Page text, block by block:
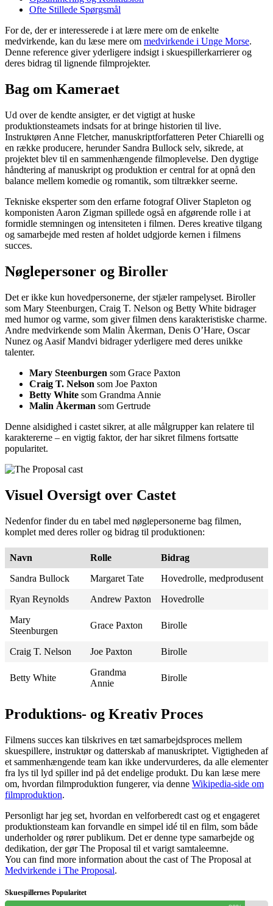
Ofte Stillede Spørgsmål
For de, der er interesserede i at lære mere om de enkelte
medvirkende, kan du læse mere om medvirkende i Unge Morse.
Denne reference giver yderligere indsigt i skuespillerkarrierer og
deres bidrag til lignende filmprojekter.
Bag om Kameraet
Ud over de kendte ansigter, er det vigtigt at huske
produktionsteamets indsats for at bringe historien til live.
Instruktøren Anne Fletcher, manuskriptforfatteren Peter Chiarelli og
en række producere, herunder Sandra Bullock selv, sikrede, at
projektet blev til en sammenhængende filmoplevelse. Den dygtige
håndtering af manuskript og produktion er central for at opnå den
balance mellem komedie og romantik, som tiltrækker seerne.
Tekniske eksperter som den erfarne fotograf Oliver Stapleton og
komponisten Aaron Zigman spillede også en afgørende rolle i at
formidle stemningen og intensiteten i filmen. Deres kreative tilgang
og samarbejde med resten af holdet udgjorde kernen i filmens
succes.
Nøglepersoner og Biroller
Det er ikke kun hovedpersonerne, der stjæler rampelyset. Biroller
som Mary Steenburgen, Craig T. Nelson og Betty White bidrager
med humor og varme, som giver filmen dens karakteristiske charme.
Andre medvirkende som Malin Åkerman, Denis O’Hare, Oscar
Nunez og Aasif Mandvi bidrager yderligere med deres unikke
talenter.
Mary Steenburgen som Grace Paxton
Craig T. Nelson som Joe Paxton
Betty White som Grandma Annie
Malin Åkerman som Gertrude
Denne alsidighed i castet sikrer, at alle målgrupper kan relatere til
karaktererne – en vigtig faktor, der har sikret filmens fortsatte
popularitet.
Visuel Oversigt over Castet
Nedenfor finder du en tabel med nøglepersonerne bag filmen,
komplet med deres roller og bidrag til produktionen:
Navn Rolle
Bidrag
Sandra Bullock
Margaret Tate
Hovedrolle, medprodusent
Ryan Reynolds
Andrew Paxton
Hovedrolle
Mary
Steenburgen
Grace Paxton Birolle
Craig T. Nelson Joe Paxton Birolle
Betty White
Grandma
Annie
Birolle
Produktions- og Kreativ Proces
Filmens succes kan tilskrives en tæt samarbejdsproces mellem
skuespillere, instruktør og datterskab af manuskriptet. Vigtigheden af
et sammenhængende team kan ikke undervurderes, da alle elementer
fra lys til lyd spiller ind på det endelige produkt. Du kan læse mere
om, hvordan filmproduktion fungerer, via denne Wikipedia-side om
filmproduktion.
Personligt har jeg set, hvordan en velforberedt cast og et engageret
produktionsteam kan forvandle en simpel idé til en film, som både
underholder og rører publikum. Det er denne type samarbejde og
dedikation, der gør The Proposal til et varigt samtaleemne.
You can find more information about the cast of The Proposal at
Medvirkende i The Proposal.
Skuespillernes Popularitet